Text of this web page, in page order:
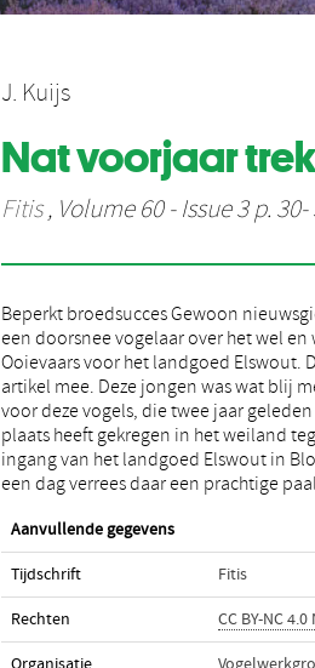
J. Kuijs
Nat voorjaar
Fitis, Volume 60 - Issue 3 p. 30-
Beperkt broedsucces Gewoon
een doorsnee vogelaar over het wel en
Ooievaars voor het landgoed Elswout.
artikel mee. Deze jongen was wat blij
voor deze vogels, die twee jaar
plaats heeft gekregen in het weiland
ingang van het landgoed Elswout in
een dag verrees daar een prachtige
landschappelijke plaatje daar af maakte.
Ooievaar daar al regelmatig op het
bij elkaar scharrelde, was het een
daar een paal met broednest te
van voortplanting had nu bij
geschikte plaats om daar een of
Aanvullende gegevens
Tijdschrift Fitis
Rechten CC BY-NC